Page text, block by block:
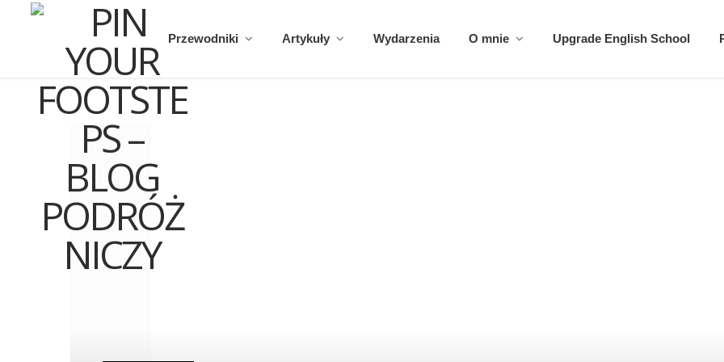
Przewodniki Artykuły Wydarzenia O mnie Upgrade English School